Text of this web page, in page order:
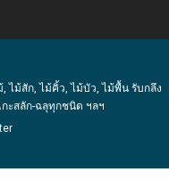
ไม้สัก, ไม้คิ้ว, ไม้บัว, ไม้พื้น รับกลึง
ะสลัก-ฉลุทุกชนิด ฯลฯ